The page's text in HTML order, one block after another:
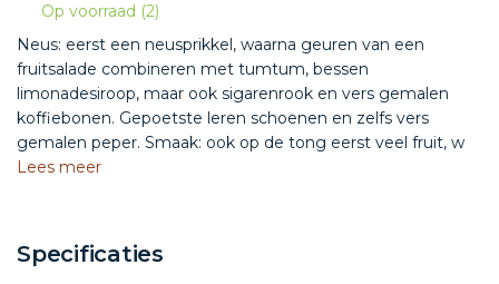
Op voorraad (2)
Neus: eerst een neusprikkel, waarna geuren van een
fruitsalade combineren met tumtum, bessen
limonadesiroop, maar ook sigarenrook en vers gemalen
koffiebonen. Gepoetste leren schoenen en zelfs vers
gemalen peper. Smaak: ook op de tong eerst veel fruit, w
Lees meer
Specificaties